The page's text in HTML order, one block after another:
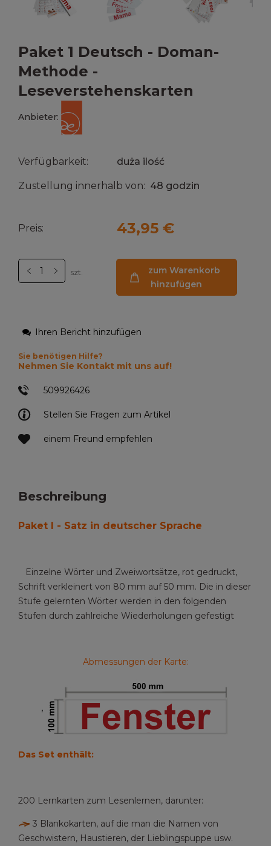
Paket 1 Deutsch - Doman-
Methode -
Leseverstehenskarten
Anbieter:
Verfügbarkeit: duża ilość
Zustellung innerhalb von: 48 godzin
Preis: 43,95 €
szt.
zum Warenkorb
hinzufügen
Stellen Sie Fragen zum Artikel
einem Freund empfehlen
Sie benötigen Hilfe?
Nehmen Sie Kontakt mit uns auf!
509926426
Ihren Bericht hinzufügen
Beschreibung
Paket I - Satz in deutscher Sprache
Einzelne Wörter und Zweiwortsätze, rot gedruckt,
Schrift verkleinert von 80 mm auf 50 mm. Die in dieser
Stufe gelernten Wörter werden in den folgenden
Stufen durch zahlreiche Wiederholungen gefestigt
Abmessungen der Karte:
,
Das Set enthält:
200 Lernkarten zum Lesenlernen, darunter:
3 Blankokarten, auf die man die Namen von
Geschwistern, Haustieren, der Lieblingspuppe usw.